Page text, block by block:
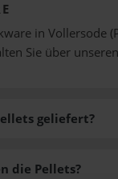
in Vollersode
Sie über unseren
geliefert?
die Pellets?